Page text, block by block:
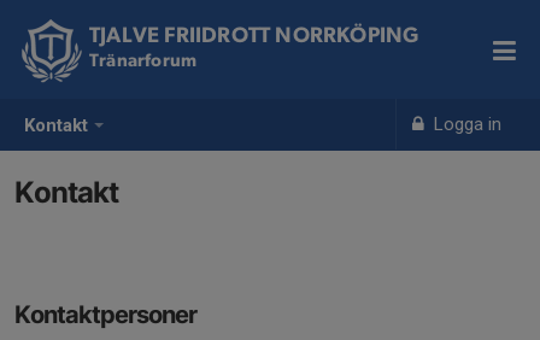
Kontakt Logga in
TJALVE FRIIDROTT NORRKÖPING
Tränarforum
Kontakt
Kontaktpersoner